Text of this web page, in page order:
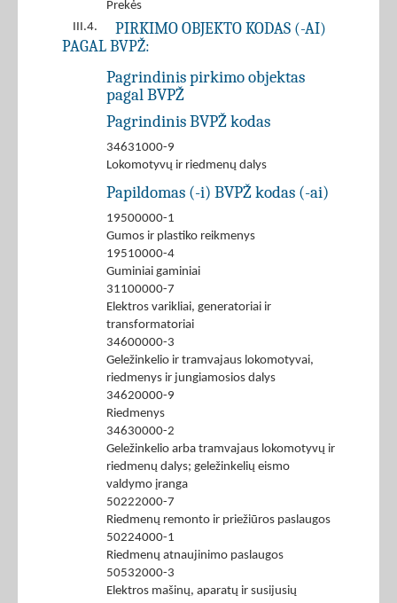
Prekės
III.4.
PIRKIMO OBJEKTO KODAS (-AI)
PAGAL BVPŽ:
Pagrindinis pirkimo objektas
pagal BVPŽ
Pagrindinis BVPŽ kodas
34631000-9
Lokomotyvų ir riedmenų dalys
Papildomas (-i) BVPŽ kodas (-ai)
19500000-1
Gumos ir plastiko reikmenys
19510000-4
Guminiai gaminiai
31100000-7
Elektros varikliai, generatoriai ir
transformatoriai
34600000-3
Geležinkelio ir tramvajaus lokomotyvai,
riedmenys ir jungiamosios dalys
34620000-9
Riedmenys
34630000-2
Geležinkelio arba tramvajaus lokomotyvų ir
riedmenų dalys; geležinkelių eismo
valdymo įranga
50222000-7
Riedmenų remonto ir priežiūros paslaugos
50224000-1
Riedmenų atnaujinimo paslaugos
50532000-3
Elektros mašinų, aparatų ir susijusių